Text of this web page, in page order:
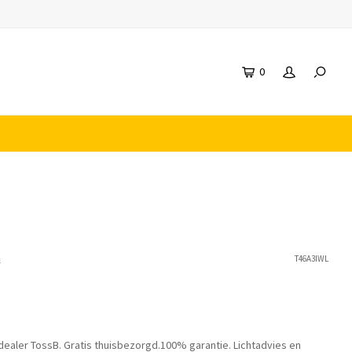
0
T46A3IWL
TossB. Gratis thuisbezorgd.100% garantie. Lichtadvies en